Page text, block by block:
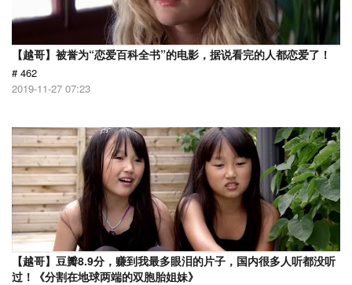
【越哥】被誉为“恋爱百科全书”的电影，据说看完的人都恋爱了！
# 462
2019-11-27 07:23
【越哥】豆瓣8.9分，赚到我最多眼泪的片子，国内很多人听都没听
过！《分割在地球两端的双胞胎姐妹》